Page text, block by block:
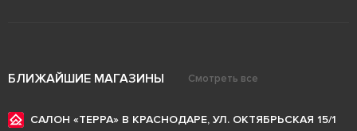
БЛИЖАЙШИЕ МАГАЗИНЫ Смотреть все
САЛОН «ТЕРРА» В КРАСНОДАРЕ, УЛ. ОКТЯБРЬСКАЯ 15/1